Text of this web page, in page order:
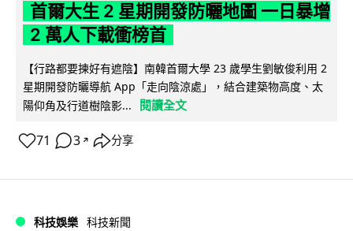
首爾大生 2 星期開發防曬地圖 一日暴增
2 萬人下載衝榜首
【行路都要揀好有遮陰】南韓首爾大學 23 歲學生劉敏俊利用 2
星期開發防曬導航 App「走向陰涼處」，結合建築物高度、太
陽仰角及行道樹陰影...
閱讀全文
71 3 ↗ 分享
科技娛樂 科技新聞